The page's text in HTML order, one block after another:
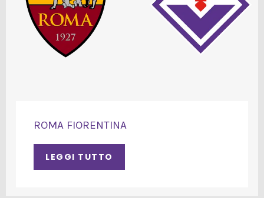
ROMA FIORENTINA
LEGGI TUTTO